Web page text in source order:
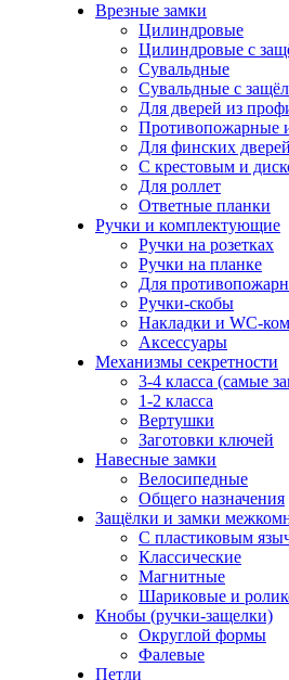
Врезные замки
Цилиндровые
Цилиндровые с
Сувальдные
Сувальдные с
Для дверей из
Противопожарные
Для финских дверей
С крестовым и
Для роллет
Ответные планки
Ручки и комплектующие
Ручки на розетках
Ручки на планке
Для
Ручки-скобы
Накладки и WC-
Аксессуары
Механизмы секретности
3-4 класса (самые
1-2 класса
Вертушки
Заготовки ключей
Навесные замки
Велосипедные
Общего назначения
Защёлки и замки
С пластиковым
Классические
Магнитные
Шариковые и
Кнобы (ручки-защелки)
Округлой формы
Фалевые
Петли